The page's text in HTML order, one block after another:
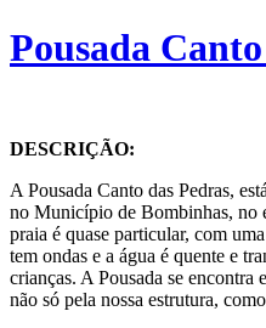
Pousada
DESCRIÇÃO:
A Pousada Canto das Pedras,
no Município de Bombinhas, no
praia é quase particular, com
tem ondas e a água é quente e
crianças. A Pousada se
não só pela nossa estrutura,